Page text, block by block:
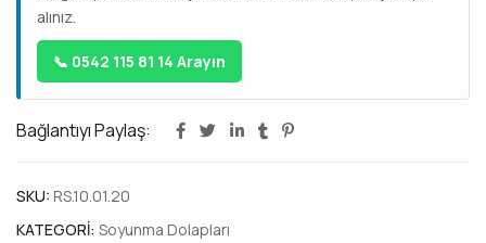
alınız.
📞 0542 115 81 14 Arayın
Bağlantıyı Paylaş:
SKU: RS.10.01.20
KATEGORI: Soyunma Dolapları